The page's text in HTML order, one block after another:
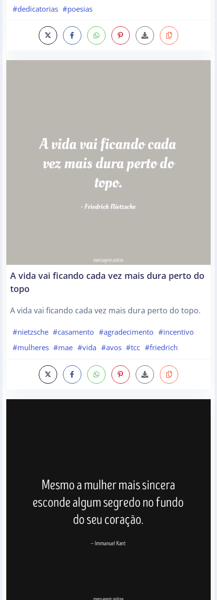
#dedicatorias #poesias
A vida vai ficando cada vez mais dura perto do
topo
A vida vai ficando cada vez mais dura perto do topo.
#nietzsche #casamento #agradecimento #incentivo
#mulheres #mae #vida #avos #tcc #friedrich